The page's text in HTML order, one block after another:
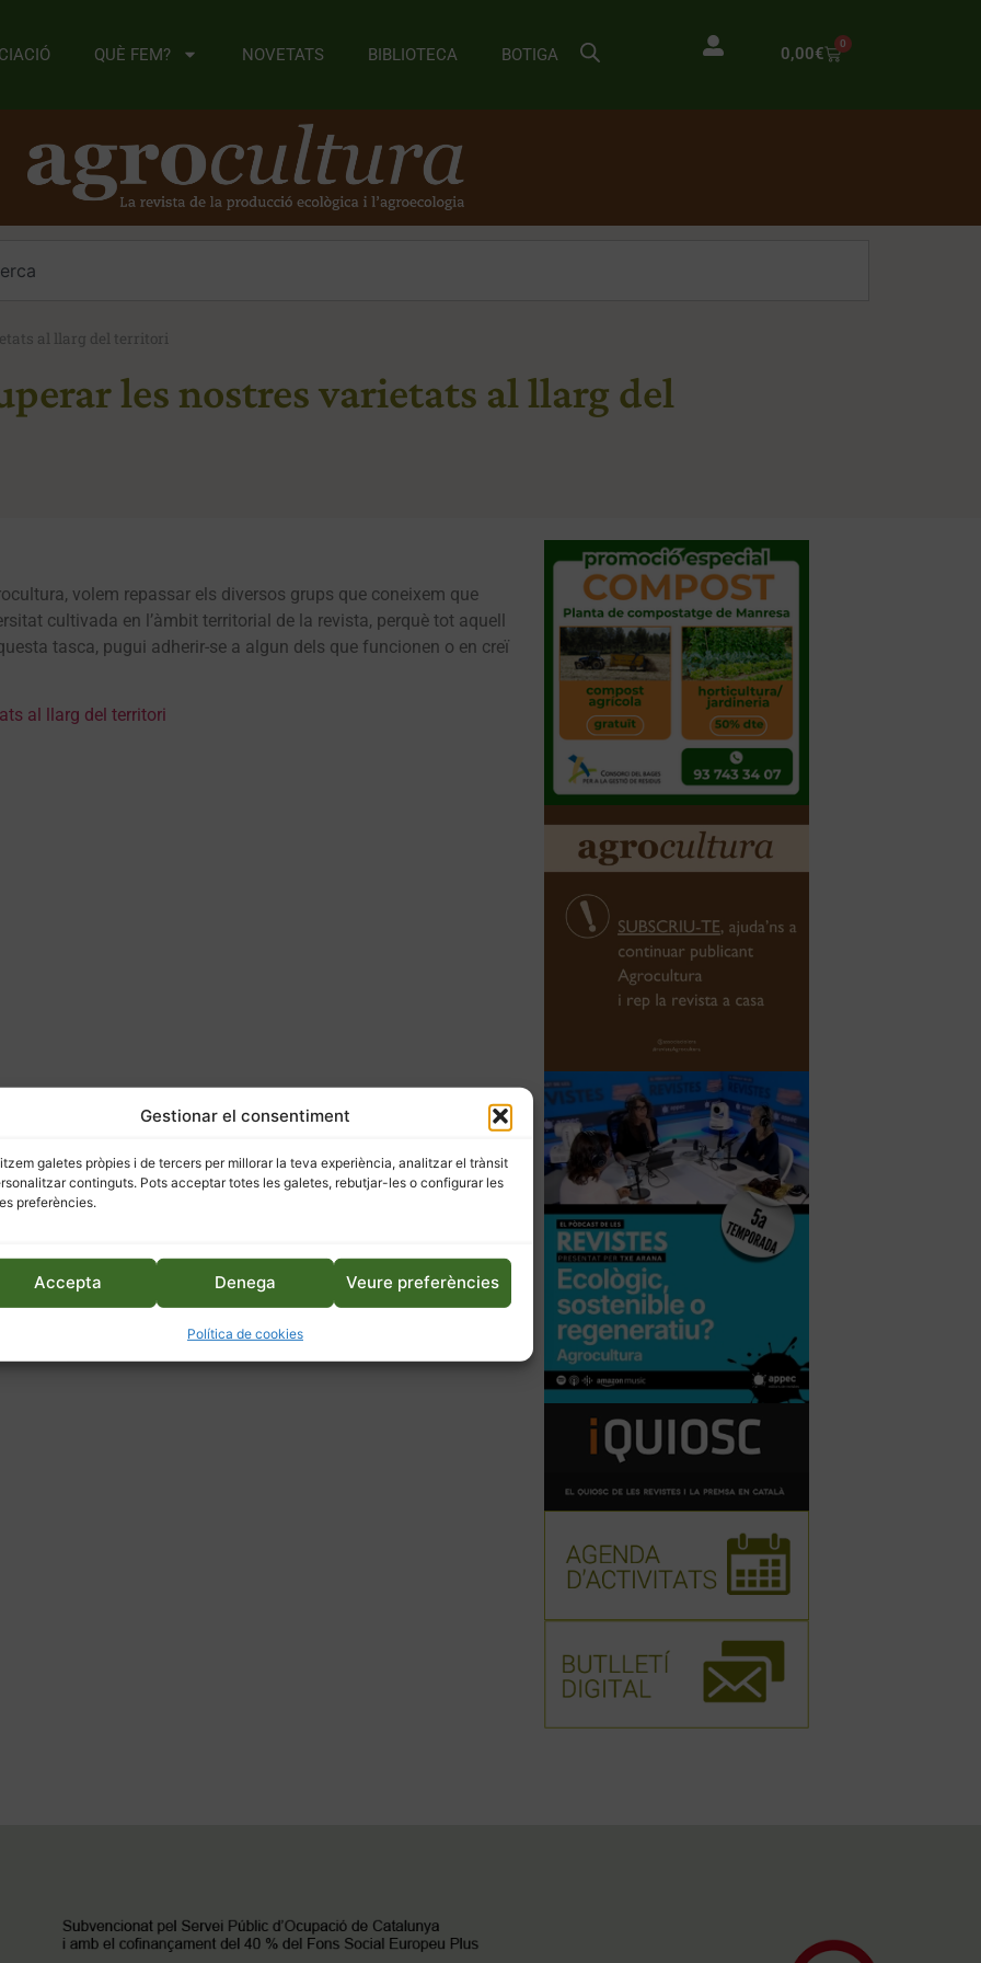
Gestionar el consentiment
galetes pròpies i de tercers per millorar la teva experiència, analitzar el trànsit
continguts. Pots acceptar totes les galetes, rebutjar-les o configurar les
preferències.
Accepta Denega Veure preferències
Política de cookies
QUÈ FEM? NOVETATS BIBLIOTECA BOTIGA 0,00€
0
al llarg del territori
les nostres varietats al llarg del
volem repassar els diversos grups que coneixem que
cultivada en l’àmbit territorial de la revista, perquè tot aquell
tasca, pugui adherir-se a algun dels que funcionen o en creï
al llarg del territori